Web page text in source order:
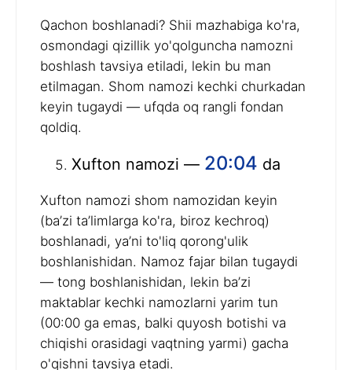
Qachon boshlanadi? Shii mazhabiga ko'ra,
osmondagi qizillik yo'qolguncha namozni
boshlash tavsiya etiladi, lekin bu man
etilmagan. Shom namozi kechki churkadan
keyin tugaydi — ufqda oq rangli fondan
qoldiq.
Xufton namozi — 20:04 da
Xufton namozi shom namozidan keyin
(ba’zi ta’limlarga ko'ra, biroz kechroq)
boshlanadi, ya’ni to'liq qorong'ulik
boshlanishidan. Namoz fajar bilan tugaydi
— tong boshlanishidan, lekin ba’zi
maktablar kechki namozlarni yarim tun
(00:00 ga emas, balki quyosh botishi va
chiqishi orasidagi vaqtning yarmi) gacha
o'qishni tavsiya etadi.